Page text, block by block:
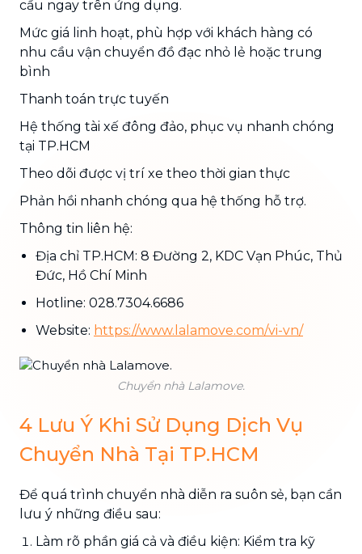
cầu ngay trên ứng dụng.
Mức giá linh hoạt, phù hợp với khách hàng có
nhu cầu vận chuyển đồ đạc nhỏ lẻ hoặc trung
bình
Thanh toán trực tuyến
Hệ thống tài xế đông đảo, phục vụ nhanh chóng
tại TP.HCM
Theo dõi được vị trí xe theo thời gian thực
Phản hồi nhanh chóng qua hệ thống hỗ trợ.
Thông tin liên hệ:
Địa chỉ TP.HCM: 8 Đường 2, KDC Vạn Phúc, Thủ
Đức, Hồ Chí Minh
Hotline: 028.7304.6686
Website: https://www.lalamove.com/vi-vn/
Chuyển nhà Lalamove.
4 Lưu Ý Khi Sử Dụng Dịch Vụ
Chuyển Nhà Tại TP.HCM
Để quá trình chuyển nhà diễn ra suôn sẻ, bạn cần
lưu ý những điều sau:
Làm rõ phần giá cả và điều kiện: Kiểm tra kỹ